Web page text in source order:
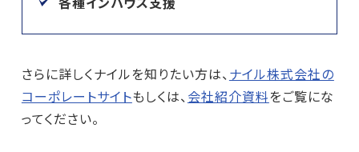
さらに詳しくナイルを知りたい方は、ナイル株式会社の
コーポレートサイトもしくは、会社紹介資料をご覧にな
ってください。